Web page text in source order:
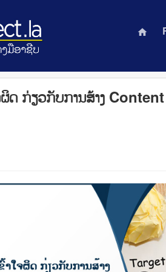
home
ຜິດ ກ່ຽວກັບການສ້າງ